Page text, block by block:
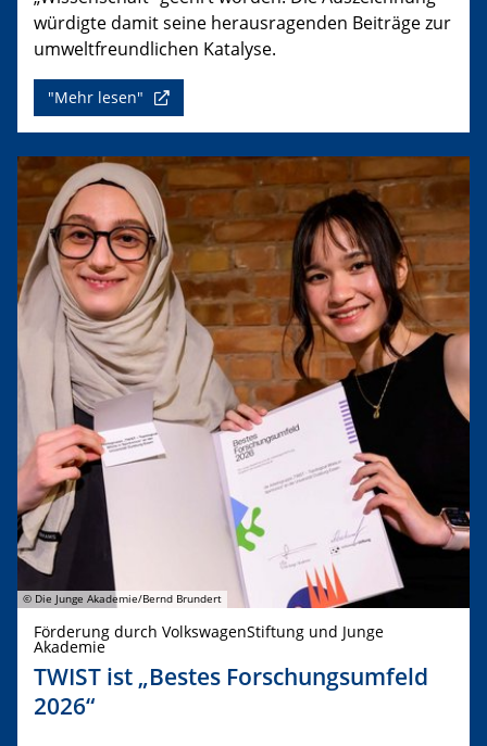
würdigte damit seine herausragenden Beiträge zur
umweltfreundlichen Katalyse.
"Mehr lesen"
© Die Junge Akademie/Bernd Brundert
Förderung durch VolkswagenStiftung und Junge
Akademie
TWIST ist „Bestes Forschungsumfeld
2026“